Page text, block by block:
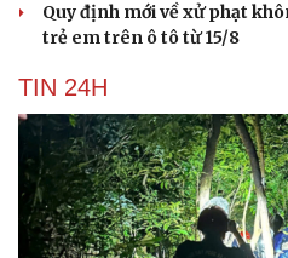
Quy định mới về xử phạt
trẻ em trên ô tô từ 15/8
TIN 24H